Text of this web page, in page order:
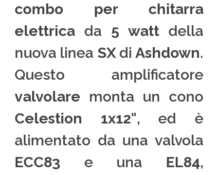
combo per chitarra
elettrica da 5 watt della
nuova linea SXdi Ashdown.
Questo amplificatore
valvolare monta un cono
Celestion 1x12", ed è
alimentato da una valvola
ECC83 e una EL84,